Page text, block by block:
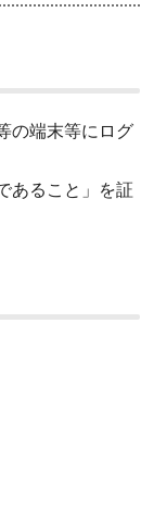
の端末等にログ
あること」を証